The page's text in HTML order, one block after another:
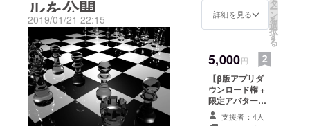
同じ動き方をします．ゆえ
にゴールデンソルジャー，
略してゴルジャーです．召
喚カードは存在せず，自分
の駒に「ドーピング」とい
うスペルカードを使うこと
置にいます．なんの駒なの
か見た目でわかりやすいシ
リーズ２． スナイパー中国
将棋の砲の役割の駒．モデ
ルはロックマンエグゼの
サーチマンです．簡単に言
えば，駒を取らなければ飛
すみません．皆様にいただ
いた支援で素敵なイラスト
レータさんに仕事をお願い
することができました．あ
りがとうございます．今回
は完成したキャラを，ゲー
ム中での効果と一緒に紹介
ルを公開
2019/01/21 22:15
緒に遊びましょ
う！
詳細を見る
タ
ー
ン
を
選
択
す
る
5,000円
【β版アプリダ
ウンロード権 +
限定アバター】
β版アプリダウ
ンロード権 + 対
支援者：4人